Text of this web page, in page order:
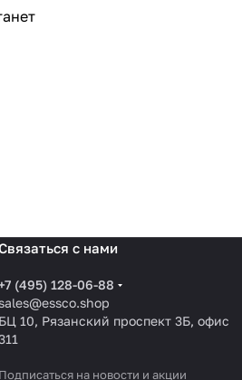
с нами
(495) 128-06-88
БЦ 10, Рязанский проспект 3Б, офис
Подписаться на новости и акции